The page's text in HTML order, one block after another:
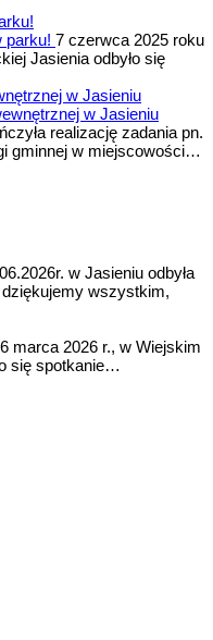
7 czerwca 2025 roku
Jasienia odbyło się
w Jasieniu
realizację zadania pn.
gminnej w miejscowości…
w Jasieniu odbyła
wszystkim,
marca 2026 r., w Wiejskim
się spotkanie…